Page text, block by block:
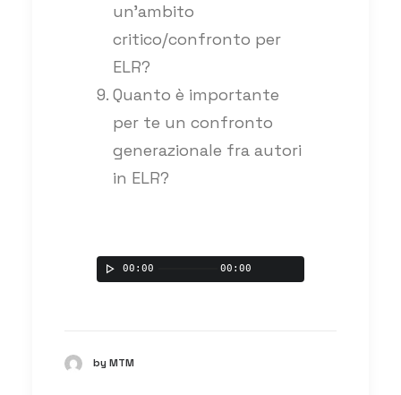
un’ambito
critico/confronto per
ELR?
Quanto è importante
per te un confronto
generazionale fra autori
in ELR?
00:00 00:00
by MTM